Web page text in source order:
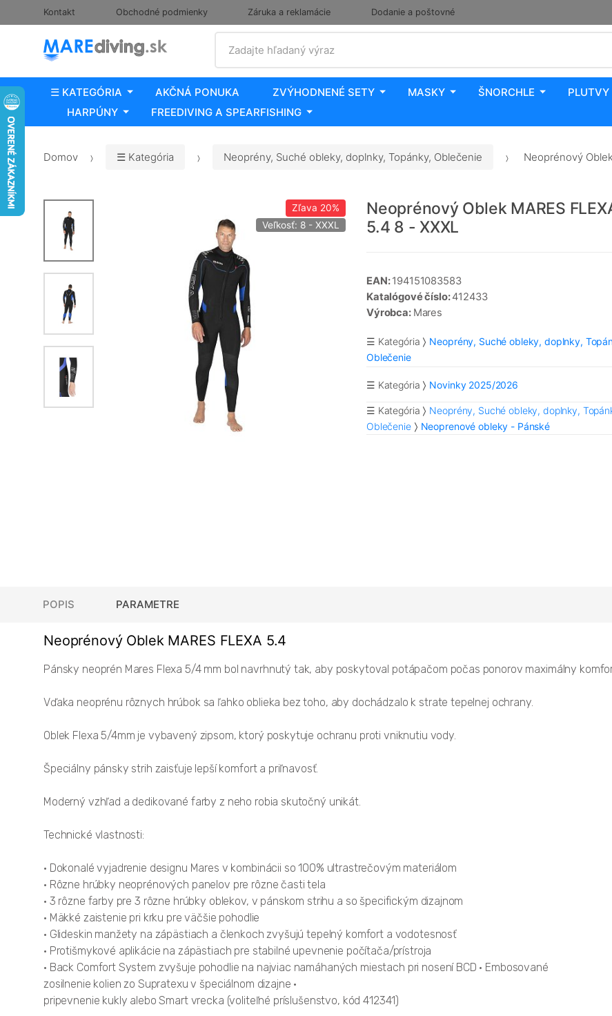
Kontakt Obchodné podmienky Záruka a reklamácie Dodanie a poštovné
Zadajte hľadaný výraz
☰ KATEGÓRIA AKČNÁ PONUKA ZVÝHODNENÉ SETY MASKY ŠNORCHLE PLUTVY
HARPÚNY
FREEDIVING A SPEARFISHING
Domov ☰ Kategória Neoprény, Suché obleky, doplnky, Topánky, Oblečenie Neoprénový
Zľava 20%
Veľkosť: 8 - XXXL
Neoprénový Oblek MARES
5.4 8 - XXXL
EAN:194151083583
Katalógové číslo:412433
Výrobca: Mares
☰ Kategória
Neoprény, Suché obleky, doplnky,
Oblečenie
☰ Kategória Novinky 2025/2026
☰ Kategória
Neoprény, Suché obleky, doplnky,
Oblečenie
Neoprenové obleky - Pánské
POPIS PARAMETRE
Neoprénový Oblek MARES FLEXA 5.4
Pánsky neoprén Mares Flexa 5/4 mm bol navrhnutý tak, aby poskytoval potápačom počas ponorov maximálny
Vďaka neoprénu rôznych hrúbok sa ľahko oblieka bez toho, aby dochádzalo k strate tepelnej ochrany.
Oblek Flexa 5/4mm je vybavený zipsom, ktorý poskytuje ochranu proti vniknutiu vody.
Špeciálny pánsky strih zaisťuje lepší komfort a priľnavosť.
Moderný vzhľad a dedikované farby z neho robia skutočný unikát.
Technické vlastnosti:
• Dokonalé vyjadrenie designu Mares v kombinácii so 100% ultrastrečovým materiálom
• Rôzne hrúbky neoprénových panelov pre rôzne časti tela
• 3 rôzne farby pre 3 rôzne hrúbky oblekov, v pánskom strihu a so špecifickým dizajnom
• Mäkké zaistenie pri krku pre väčšie pohodlie
• Glideskin manžety na zápästiach a členkoch zvyšujú tepelný komfort a vodotesnosť
• Protišmykové aplikácie na zápästiach pre stabilné upevnenie počítača/prístroja
• Back Comfort System zvyšuje pohodlie na najviac namáhaných miestach pri nosení BCD • Embosované
zosilnenie kolien zo Supratexu v špeciálnom dizajne •
pripevnenie kukly alebo Smart vrecka (voliteľné príslušenstvo, kód 412341)